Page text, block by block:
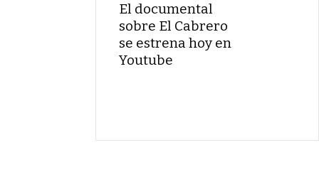
El documental
sobre El Cabrero
se estrena hoy en
Youtube